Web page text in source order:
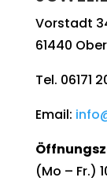
Vorstadt
61440
Tel. 06171
Email:
(Mo – Fr.)